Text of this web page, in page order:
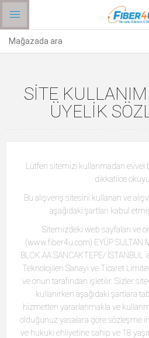
SITE
ÜYELIK
Lütfen sitemizi kullanmadan evvel
dikkatlice
Bu alışveriş sitesini kullanan ve
aşağıdaki şartları kabul
Sitemizdeki web sayfaları ve
(www.fiber4u.com) EYÜP SULTAN
BLOK AA SANCAKTEPE/
Teknolojileri Sanayi ve Ticaret
ve onun tarafından işletilir. Sizler
kullanırken aşağıdaki şartlara
hizmetten yararlanmakla ve
olduğunuz yasalara göre sözleşme
ve hukuki ehliyetine sahip ve 18